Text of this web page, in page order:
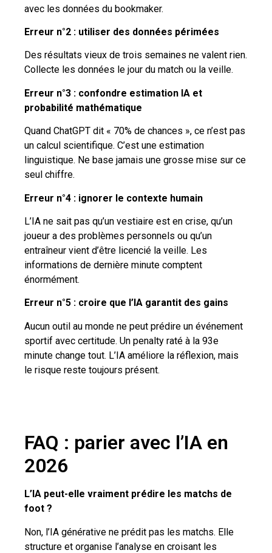
avec les données du bookmaker.
Erreur n°2 : utiliser des données périmées
Des résultats vieux de trois semaines ne valent rien.
Collecte les données le jour du match ou la veille.
Erreur n°3 : confondre estimation IA et
probabilité mathématique
Quand ChatGPT dit « 70% de chances », ce n’est pas
un calcul scientifique. C’est une estimation
linguistique. Ne base jamais une grosse mise sur ce
seul chiffre.
Erreur n°4 : ignorer le contexte humain
L’IA ne sait pas qu’un vestiaire est en crise, qu’un
joueur a des problèmes personnels ou qu’un
entraîneur vient d’être licencié la veille. Les
informations de dernière minute comptent
énormément.
Erreur n°5 : croire que l’IA garantit des gains
Aucun outil au monde ne peut prédire un événement
sportif avec certitude. Un penalty raté à la 93e
minute change tout. L’IA améliore la réflexion, mais
le risque reste toujours présent.
FAQ : parier avec l’IA en
2026
L’IA peut-elle vraiment prédire les matchs de
foot ?
Non, l’IA générative ne prédit pas les matchs. Elle
structure et organise l’analyse en croisant les